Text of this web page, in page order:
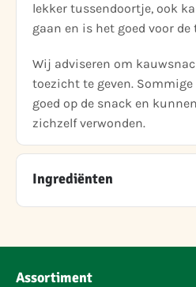
lekker tussendoortje, ook
gaan en is het goed voor
Wij adviseren om
toezicht te geven.
goed op de snack en
zichzelf verwonden.
Ingrediënten
Assortiment